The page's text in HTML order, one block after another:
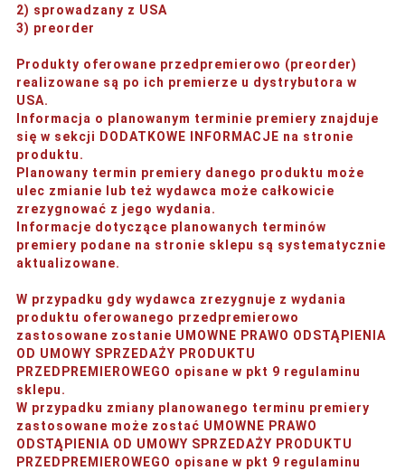
2) sprowadzany z USA
3) preorder
Produkty oferowane przedpremierowo (preorder)
realizowane są po ich premierze u dystrybutora w
USA.
Informacja o planowanym terminie premiery znajduje
się w sekcji DODATKOWE INFORMACJE na stronie
produktu.
Planowany termin premiery danego produktu może
ulec zmianie lub też wydawca może całkowicie
zrezygnować z jego wydania.
Informacje dotyczące planowanych terminów
premiery podane na stronie sklepu są systematycznie
aktualizowane.
W przypadku gdy wydawca zrezygnuje z wydania
produktu oferowanego przedpremierowo
zastosowane zostanie UMOWNE PRAWO ODSTĄPIENIA
OD UMOWY SPRZEDAŻY PRODUKTU
PRZEDPREMIEROWEGO opisane w pkt 9 regulaminu
sklepu.
W przypadku zmiany planowanego terminu premiery
zastosowane może zostać UMOWNE PRAWO
ODSTĄPIENIA OD UMOWY SPRZEDAŻY PRODUKTU
PRZEDPREMIEROWEGO opisane w pkt 9 regulaminu